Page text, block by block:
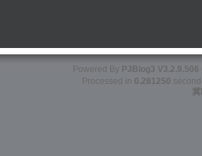
Powered By PJBlog3 V3.2.9.506
Processed in 0.281250